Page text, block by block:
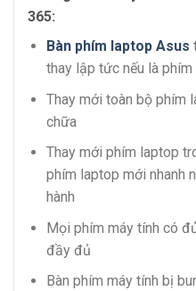
365:
Bàn phím laptop Asus
thay lập tức nếu là
Thay mới toàn bộ phím
chữa
Thay mới phím laptop
phím laptop mới nhanh
hành
Mọi phím máy tính có
đầy đủ
Bàn phím máy tính bị